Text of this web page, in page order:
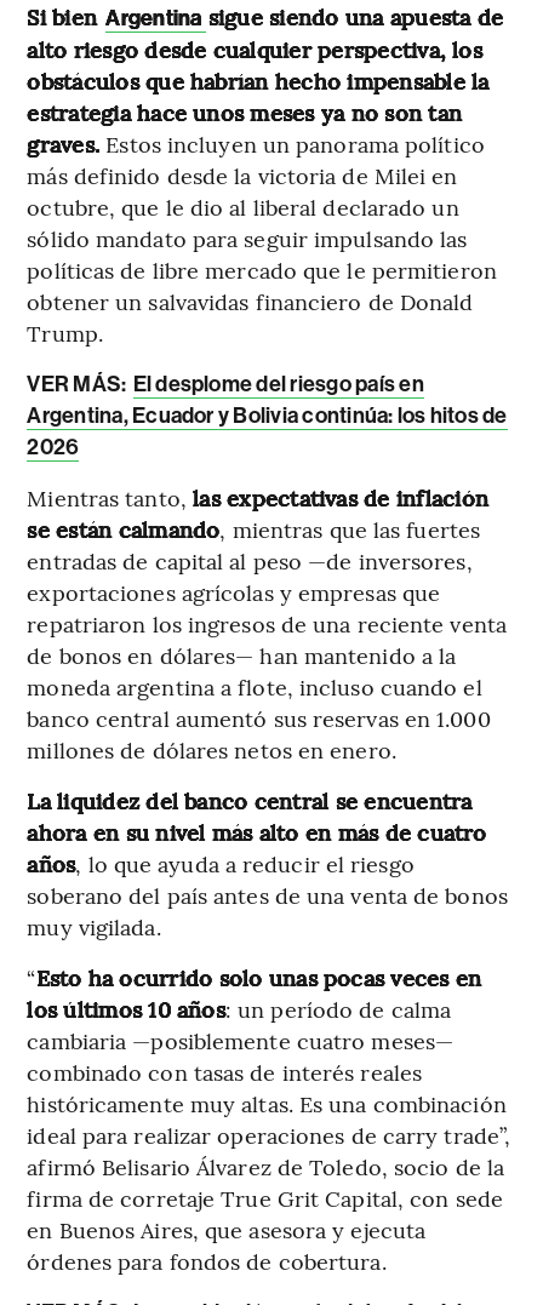
Si bien Argentina sigue siendo una apuesta de
alto riesgo desde cualquier perspectiva, los
obstáculos que habrían hecho impensable la
estrategia hace unos meses ya no son tan
graves. Estos incluyen un panorama político
más definido desde la victoria de Milei en
octubre, que le dio al liberal declarado un
sólido mandato para seguir impulsando las
políticas de libre mercado que le permitieron
obtener un salvavidas financiero de Donald
Trump.
VER MÁS: El desplome del riesgo país en
Argentina, Ecuador y Bolivia continúa: los hitos de
2026
Mientras tanto, las expectativas de inflación
se están calmando, mientras que las fuertes
entradas de capital al peso —de inversores,
exportaciones agrícolas y empresas que
repatriaron los ingresos de una reciente venta
de bonos en dólares— han mantenido a la
moneda argentina a flote, incluso cuando el
banco central aumentó sus reservas en 1.000
millones de dólares netos en enero.
La liquidez del banco central se encuentra
ahora en su nivel más alto en más de cuatro
años, lo que ayuda a reducir el riesgo
soberano del país antes de una venta de bonos
muy vigilada.
“Esto ha ocurrido solo unas pocas veces en
los últimos 10 años: un período de calma
cambiaria —posiblemente cuatro meses—
combinado con tasas de interés reales
históricamente muy altas. Es una combinación
ideal para realizar operaciones de carry trade”,
afirmó Belisario Álvarez de Toledo, socio de la
firma de corretaje True Grit Capital, con sede
en Buenos Aires, que asesora y ejecuta
órdenes para fondos de cobertura.